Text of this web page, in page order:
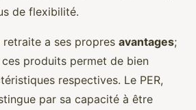
de flexibilité.
a ses propres avantages;
produits permet de bien
respectives. Le PER,
par sa capacité à être